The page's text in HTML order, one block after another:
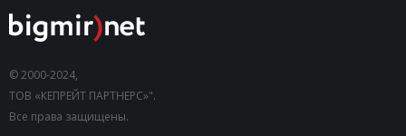
© 2000-2024,
ТОВ «КЕПРЕЙТ ПАРТНЕРС»".
Все права защищены.